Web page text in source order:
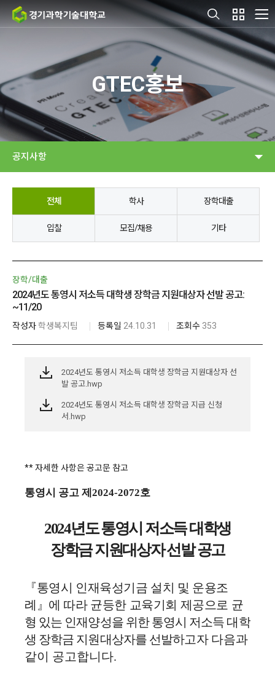
GTEC홍보
공지사항
전체 학사 장학대출
입찰 모집/채용 기타
장학/대출
2024년도 통영시 저소득 대학생 장학금 지원대상자 선발 공고:
~11/20
작성자학생복지팀 등록일 24.10.31 조회수 353
2024년도 통영시 저소득 대학생 장학금 지원대상자 선
발 공고.hwp
2024년도 통영시 저소득 대학생 장학금 지급 신청
서.hwp
** 자세한 사항은 공고문 참고
통영시 공고 제 2024-2072호
2024년도 통영시 저소득 대학생
장학금 지원대상자 선발 공고
『통영시 인재육성기금 설치 및 운용조
례 』 에 따라 균등한 교육기회 제공으로 균
형 있는 인재양성을 위한 통영시 저소득 대학
생 장학금 지원대상자를 선발하고자 다음과
같이 공고합니다.